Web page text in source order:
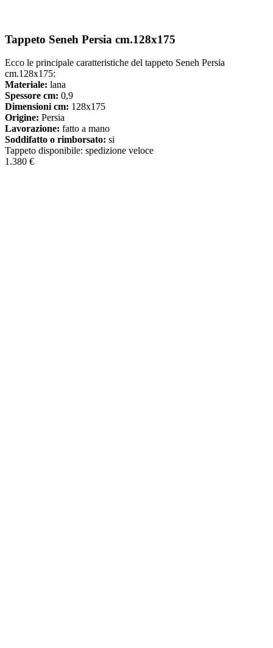
Tappeto Seneh Persia cm.128x175
Ecco le principale caratteristiche del tappeto Seneh Persia
cm.128x175:
Materiale: lana
Spessore cm: 0,9
Dimensioni cm: 128x175
Origine: Persia
Lavorazione: fatto a mano
Soddifatto o rimborsato: si
Tappeto disponibile: spedizione veloce
1.380 €